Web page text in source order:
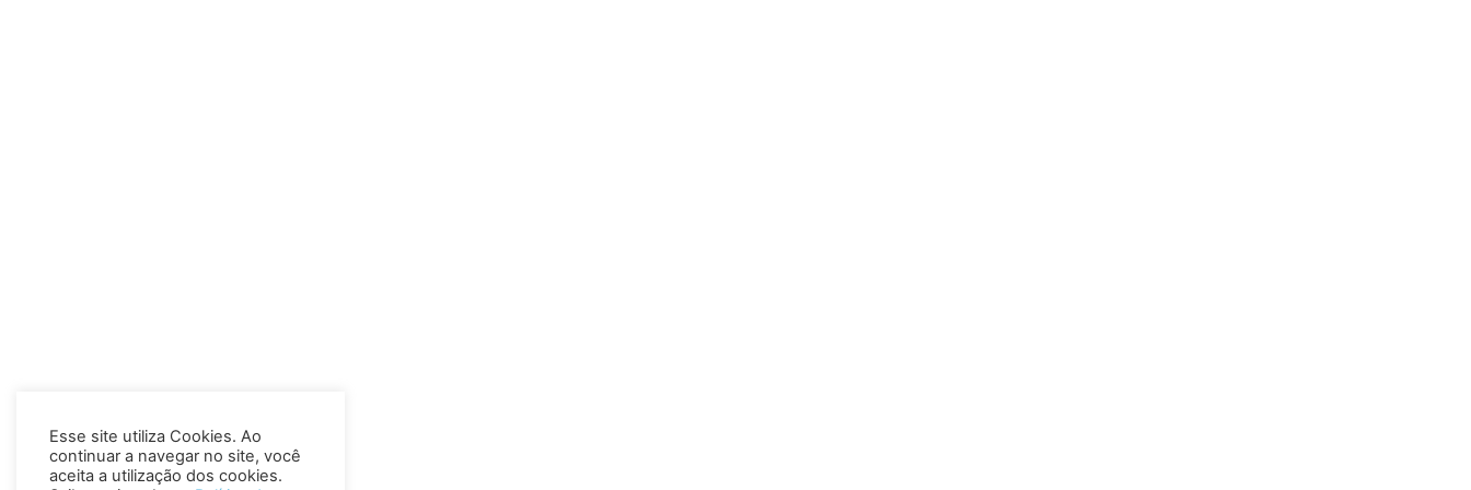
Esse site utiliza Cookies. Ao
continuar a navegar no site, você
aceita a utilização dos cookies.